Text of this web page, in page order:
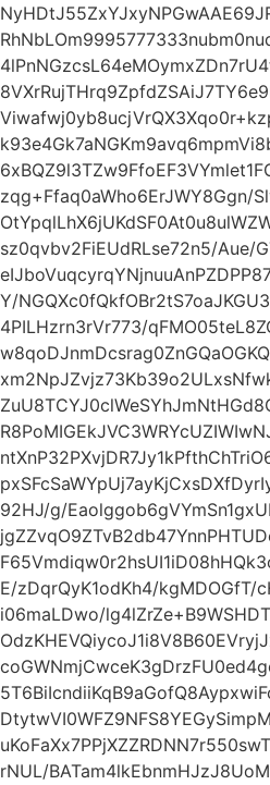
zqg+Ffaq0aWho6ErJWY8Ggn/
sz0qvbv2FiEUdRLse72n5/Aue/
Y/
4PILHzrn3rVr773/
92HJ/g/
E/zDqrQyK1odKh4/kgMDOGfT/
i06maLDwo/
rNUL/